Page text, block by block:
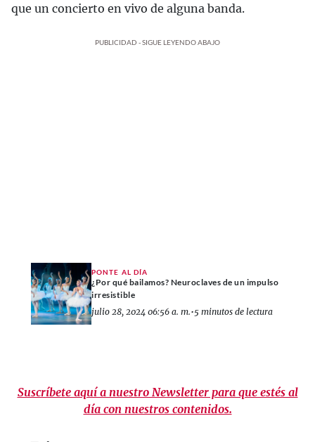
que un concierto en vivo de alguna banda.
PUBLICIDAD - SIGUE LEYENDO ABAJO
PONTE AL DÍA
¿Por qué bailamos? Neuroclaves de un impulso
irresistible
julio 28, 2024 06:56 a. m.•5 minutos de lectura
Suscríbete aquí a nuestro Newsletter para que estés al
día con nuestros contenidos.